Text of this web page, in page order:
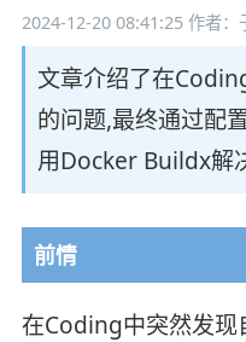
2024-12-20 08:41:25作者：
文章介绍了在
的问题,最终通过配
用Docker Buildx解
前情
在Coding中突然发现